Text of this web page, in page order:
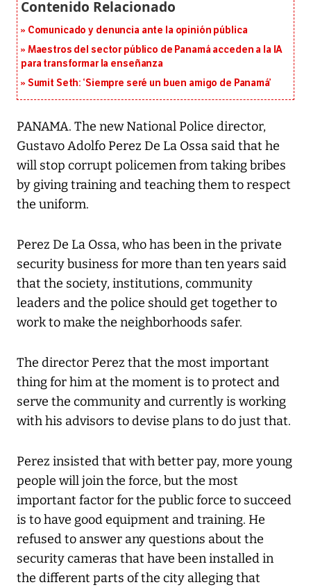
Comunicado y denuncia ante la opinión pública
Maestros del sector público de Panamá acceden a la IA
para transformar la enseñanza
Sumit Seth: ‘Siempre seré un buen amigo de Panamá’
PANAMA. The new National Police director,
Gustavo Adolfo Perez De La Ossa said that he
will stop corrupt policemen from taking bribes
by giving training and teaching them to respect
the uniform.
Perez De La Ossa, who has been in the private
security business for more than ten years said
that the society, institutions, community
leaders and the police should get together to
work to make the neighborhoods safer.
The director Perez that the most important
thing for him at the moment is to protect and
serve the community and currently is working
with his advisors to devise plans to do just that.
Perez insisted that with better pay, more young
people will join the force, but the most
important factor for the public force to succeed
is to have good equipment and training. He
refused to answer any questions about the
security cameras that have been installed in
the different parts of the city alleging that